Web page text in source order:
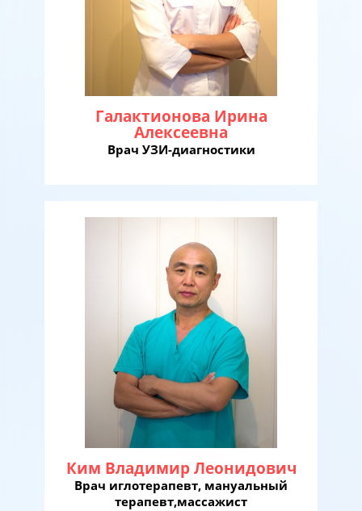
Галактионова Ирина
Алексеевна
Врач УЗИ-диагностики
Ким Владимир Леонидович
Врач иглотерапевт, мануальный
терапевт,массажист